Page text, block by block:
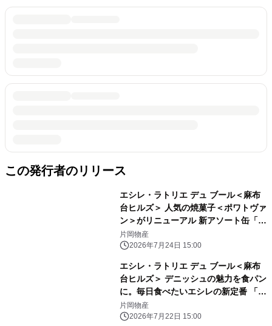
この発行者のリリース
エシレ・ラトリエ デュ ブール＜麻布
台ヒルズ＞ 人気の焼菓子＜ポワトヴァ
ン＞がリニューアル 新アソート缶「サ
ブレ トロワ」含む焼菓子ラインアップ
が刷新
片岡物産
2026年7月24日 15:00
エシレ・ラトリエ デュ ブール＜麻布
台ヒルズ＞ デニッシュの魅力を食パン
に。毎日食べたいエシレの新定番 「パ
ン・ダノワ・エシレ」2026年7月29日
（水）新発売
片岡物産
2026年7月22日 15:00